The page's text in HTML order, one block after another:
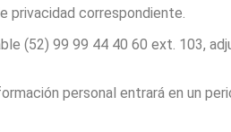
privacidad correspondiente.
(52) 99 99 44 40 60 ext. 103,
personal entrará en un